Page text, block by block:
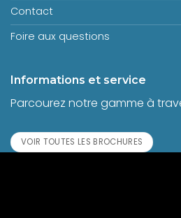
Contact
Foire aux questions
Informations et service
Parcourez notre gamme à
VOIR TOUTES LES BROCHURES